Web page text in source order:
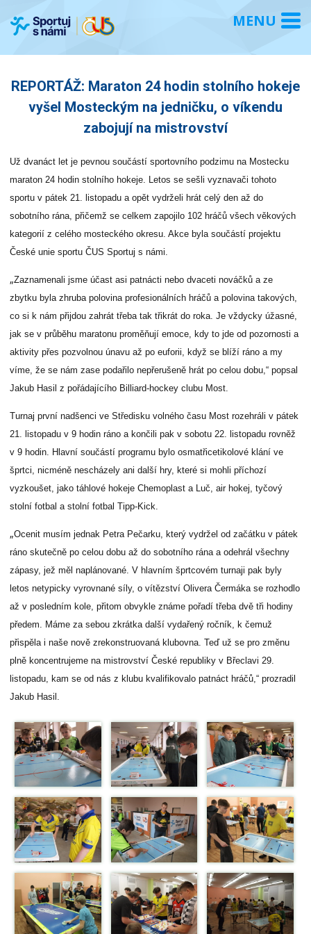
REPORTÁŽ: Maraton 24 hodin stolního hokeje
vyšel Mosteckým na jedničku, o víkendu
zabojují na mistrovství
Už dvanáct let je pevnou součástí sportovního podzimu na Mostecku
maraton 24 hodin stolního hokeje. Letos se sešli vyznavači tohoto
sportu v pátek 21. listopadu a opět vydrželi hrát celý den až do
sobotního rána, přičemž se celkem zapojilo 102 hráčů všech věkových
kategorií z celého mosteckého okresu. Akce byla součástí projektu
České unie sportu ČUS Sportuj s námi.
„Zaznamenali jsme účast asi patnácti nebo dvaceti nováčků a ze
zbytku byla zhruba polovina profesionálních hráčů a polovina takových,
co si k nám přijdou zahrát třeba tak třikrát do roka. Je vždycky úžasné,
jak se v průběhu maratonu proměňují emoce, kdy to jde od pozornosti a
aktivity přes pozvolnou únavu až po euforii, když se blíží ráno a my
víme, že se nám zase podařilo nepřerušeně hrát po celou dobu,“ popsal
Jakub Hasil z pořádajícího Billiard-hockey clubu Most.
Turnaj první nadšenci ve Středisku volného času Most rozehráli v pátek
21. listopadu v 9 hodin ráno a končili pak v sobotu 22. listopadu rovněž
v 9 hodin. Hlavní součástí programu bylo osmatřicetikolové klání ve
šprtci, nicméně nescházely ani další hry, které si mohli příchozí
vyzkoušet, jako táhlové hokeje Chemoplast a Luč, air hokej, tyčový
stolní fotbal a stolní fotbal Tipp-Kick.
„Ocenit musím jednak Petra Pečarku, který vydržel od začátku v pátek
ráno skutečně po celou dobu až do sobotního rána a odehrál všechny
zápasy, jež měl naplánované. V hlavním šprtcovém turnaji pak byly
letos netypicky vyrovnané síly, o vítězství Olivera Čermáka se rozhodlo
až v posledním kole, přitom obvykle známe pořadí třeba dvě tři hodiny
předem. Máme za sebou zkrátka další vydařený ročník, k čemuž
přispěla i naše nově zrekonstruovaná klubovna. Teď už se pro změnu
plně koncentrujeme na mistrovství České republiky v Břeclavi 29.
listopadu, kam se od nás z klubu kvalifikovalo patnáct hráčů,“ prozradil
Jakub Hasil.